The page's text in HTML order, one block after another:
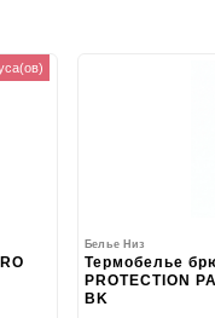
Белье Низ
Термобелье
PROTECTION
BK